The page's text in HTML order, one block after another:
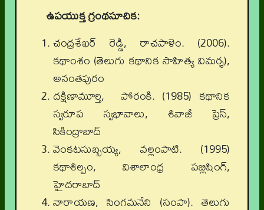
ఉపయుక్త గ్రంథసూచిక:
చంద్రశేఖర్ రెడ్డి, రాచపాళెం. (2006).
కథాంశం (తెలుగు కథానిక సాహిత్య విమర్శ),
అనంతపురం
దక్షిణామూర్తి, పోరంకి. (1985) కథానిక
స్వరూప స్వభావాలు, శివాజీ ప్రెస్,
సికింద్రాబాద్
వెంకటసుబ్బయ్య, వల్లంపాటి. (1995)
కథాశిల్పం, విశాలాంధ్ర పబ్లిషింగ్,
హైదరాబాద్
నారాయణ, సింగమనేని (సంపా). తెలుగు